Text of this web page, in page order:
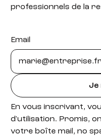
professionnels de la
Email
Je
En vous inscrivant,
d'utilisation. Promis,
votre boîte mail, no